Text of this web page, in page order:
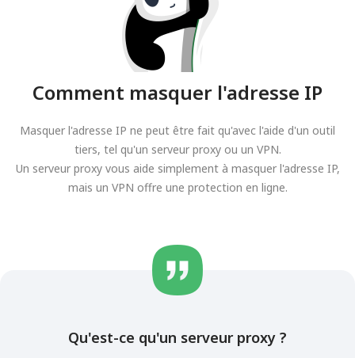
Comment masquer l'adresse IP
Masquer l'adresse IP ne peut être fait qu'avec l'aide d'un outil
tiers, tel qu'un serveur proxy ou un VPN.
Un serveur proxy vous aide simplement à masquer l'adresse IP,
mais un VPN offre une protection en ligne.
Qu'est-ce qu'un serveur proxy ?